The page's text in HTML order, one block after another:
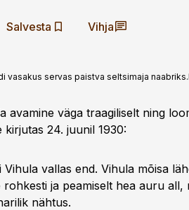
Salvesta Vihja
vasakus servas paistva seltsimaja naabriks.
avamine väga traagiliselt ning
24. juunil 1930:
vallas end. Vihula mõisa
rohkesti ja peamiselt hea auru all,
nähtus.